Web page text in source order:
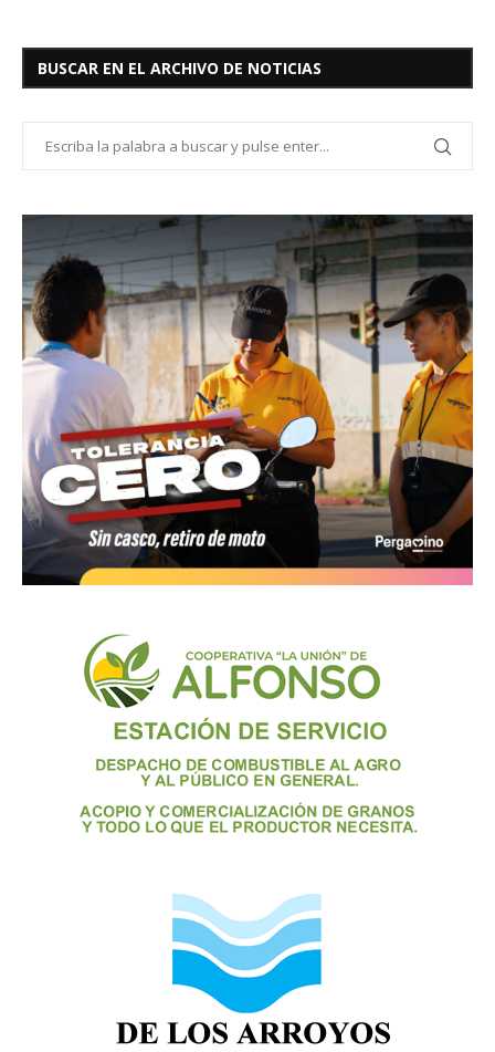
BUSCAR EN EL ARCHIVO DE NOTICIAS